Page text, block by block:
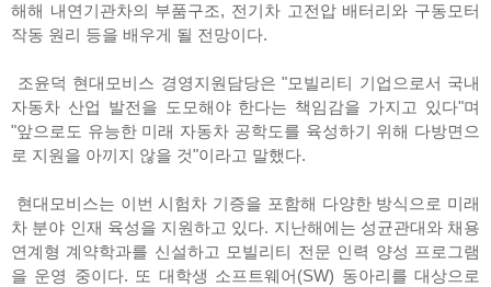
해해 내연기관차의 부품구조, 전기차 고전압 배터리와 구동모터
작동 원리 등을 배우게 될 전망이다.
조윤덕 현대모비스 경영지원담당은 "모빌리티 기업으로서 국내
자동차 산업 발전을 도모해야 한다는 책임감을 가지고 있다"며
"앞으로도 유능한 미래 자동차 공학도를 육성하기 위해 다방면으
로 지원을 아끼지 않을 것"이라고 말했다.
현대모비스는 이번 시험차 기증을 포함해 다양한 방식으로 미래
차 분야 인재 육성을 지원하고 있다. 지난해에는 성균관대와 채용
연계형 계약학과를 신설하고 모빌리티 전문 인력 양성 프로그램
을 운영 중이다. 또 대학생 소프트웨어(SW) 동아리를 대상으로